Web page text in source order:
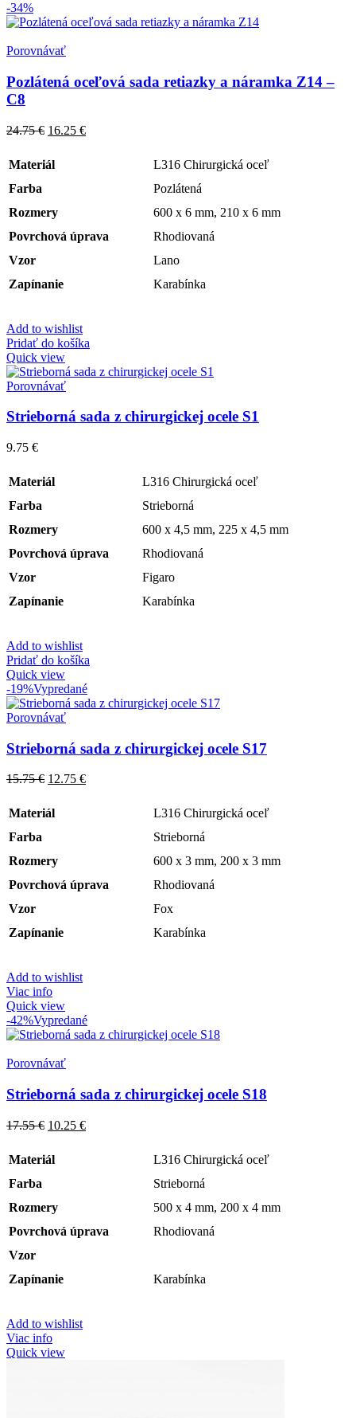
-34%
Porovnávať
Pozlátená oceľová sada retiazky a náramka Z14 –
C8
24.75€ 16.25 €
Materiál
L316 Chirurgická oceľ
Farba
Pozlátená
Rozmery
600 x 6 mm, 210 x 6 mm
Povrchová úprava
Rhodiovaná
Vzor
Lano
Zapínanie
Karabínka
Add to wishlist
Pridať do košíka
Quick view
Porovnávať
Strieborná sada z chirurgickej ocele S1
9.75 €
Materiál
L316 Chirurgická oceľ
Farba
Strieborná
Rozmery
600 x 4,5 mm, 225 x 4,5 mm
Povrchová úprava
Rhodiovaná
Vzor
Figaro
Zapínanie
Karabínka
Add to wishlist
Pridať do košíka
Quick view
-19%Vypredané
Porovnávať
Strieborná sada z chirurgickej ocele S17
15.75€ 12.75 €
Materiál
L316 Chirurgická oceľ
Farba
Strieborná
Rozmery
600 x 3 mm, 200 x 3 mm
Povrchová úprava
Rhodiovaná
Vzor
Fox
Zapínanie
Karabínka
Add to wishlist
Viac info
Quick view
-42%Vypredané
Porovnávať
Strieborná sada z chirurgickej ocele S18
17.55€ 10.25 €
Materiál
L316 Chirurgická oceľ
Farba
Strieborná
Rozmery
500 x 4 mm, 200 x 4 mm
Povrchová úprava
Rhodiovaná
Vzor
Zapínanie
Karabínka
Add to wishlist
Viac info
Quick view